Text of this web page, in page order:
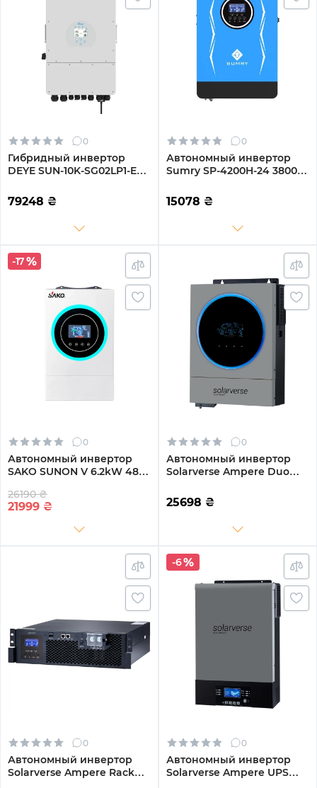
0
Гибридный инвертор
DEYE SUN-10K-SG02LP1-EU-
79248 ₴
0
Автономный инвертор
Sumry SP-4200H-24 3800W
Однофазный (SP-4200H-
24)
15078 ₴
-17
0
Автономный инвертор
SAKO SUNON V 6.2kW 48V
Однофазный (SUNON V
6.2kW)
26190 ₴
21999 ₴
0
Автономный инвертор
Solarverse Ampere Duo
Однофазный (SV6048AD)
25698 ₴
0
Автономный инвертор
Solarverse Ampere Rack
-6
0
Автономный инвертор
Solarverse Ampere UPS